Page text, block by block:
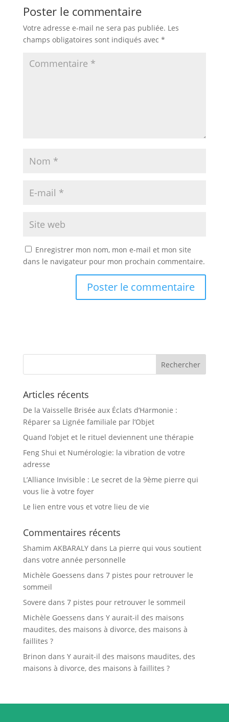
Poster le commentaire
Votre adresse e-mail ne sera pas publiée. Les
champs obligatoires sont indiqués avec *
Enregistrer mon nom, mon e-mail et mon site
dans le navigateur pour mon prochain commentaire.
Articles récents
De la Vaisselle Brisée aux Éclats d’Harmonie :
Réparer sa Lignée familiale par l’Objet
Quand l’objet et le rituel deviennent une thérapie
Feng Shui et Numérologie: la vibration de votre
adresse
L’Alliance Invisible : Le secret de la 9ème pierre qui
vous lie à votre foyer
Le lien entre vous et votre lieu de vie
Commentaires récents
Shamim AKBARALYdans La pierre qui vous soutient
dans votre année personnelle
Michèle Goessens dans 7 pistes pour retrouver le
sommeil
Sovere dans 7 pistes pour retrouver le sommeil
Michèle Goessens dans Y aurait-il des maisons
maudites, des maisons à divorce, des maisons à
faillites ?
Brinon dans Y aurait-il des maisons maudites, des
maisons à divorce, des maisons à faillites ?